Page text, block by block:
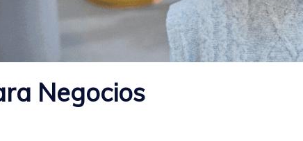
Negocios